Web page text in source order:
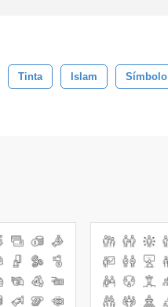
Tinta Islam Símbolo